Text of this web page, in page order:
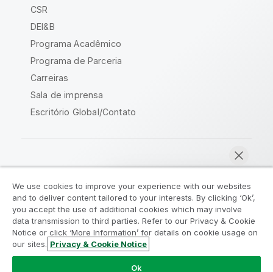
Bater papo agora
CSR
DEI&B
Programa Acadêmico
Programa de Parceria
Carreiras
Sala de imprensa
Escritório Global/Contato
Acordos legais
Termos do produto
Legal Policies
Políticas Legais
Termos de uso
Marcas comerciais
Do Not Share My Info
We use cookies to improve your experience with our websites
and to deliver content tailored to your interests. By clicking ‘Ok’,
you accept the use of additional cookies which may involve
data transmission to third parties. Refer to our Privacy & Cookie
Notice or click ‘More Information’ for details on cookie usage on
our sites. Privacy & Cookie Notice
Ok